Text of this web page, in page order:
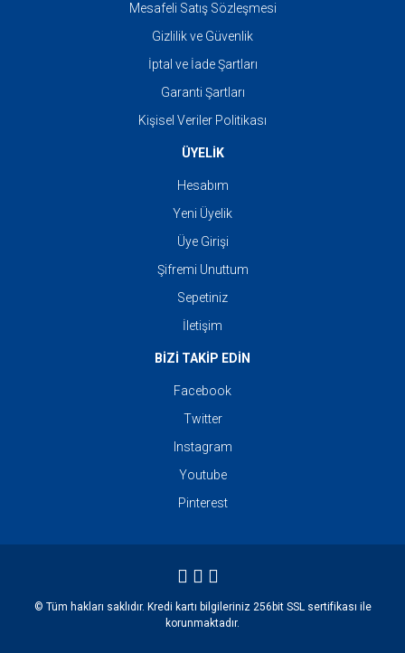
Mesafeli Satış Sözleşmesi
Gizlilik ve Güvenlik
İptal ve İade Şartları
Garanti Şartları
Kişisel Veriler Politikası
ÜYELİK
Hesabım
Yeni Üyelik
Üye Girişi
Şifremi Unuttum
Sepetiniz
İletişim
BİZİ TAKİP EDİN
Facebook
Twitter
Instagram
Youtube
Pinterest
© Tüm hakları saklıdır. Kredi kartı bilgileriniz 256bit SSL sertifikası ile
korunmaktadır.